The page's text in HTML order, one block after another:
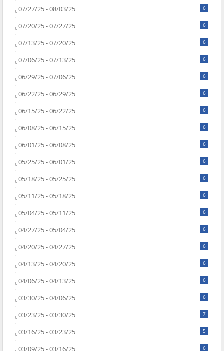
07/27/25 - 08/03/25 6
07/20/25 - 07/27/25 6
07/13/25 - 07/20/25 6
07/06/25 - 07/13/25 6
06/29/25 - 07/06/25 6
06/22/25 - 06/29/25 6
06/15/25 - 06/22/25 6
06/08/25 - 06/15/25 6
06/01/25 - 06/08/25 6
05/25/25 - 06/01/25 6
05/18/25 - 05/25/25 6
05/11/25 - 05/18/25 6
05/04/25 - 05/11/25 6
04/27/25 - 05/04/25 6
04/20/25 - 04/27/25 6
04/13/25 - 04/20/25 6
04/06/25 - 04/13/25 6
03/30/25 - 04/06/25 6
03/23/25 - 03/30/25 7
03/16/25 - 03/23/25 5
03/09/25 - 03/16/25 6